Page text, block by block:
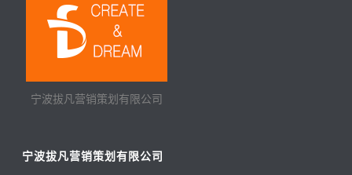
宁波拔凡营销策划有限公司
宁波拔凡营销策划有限公司